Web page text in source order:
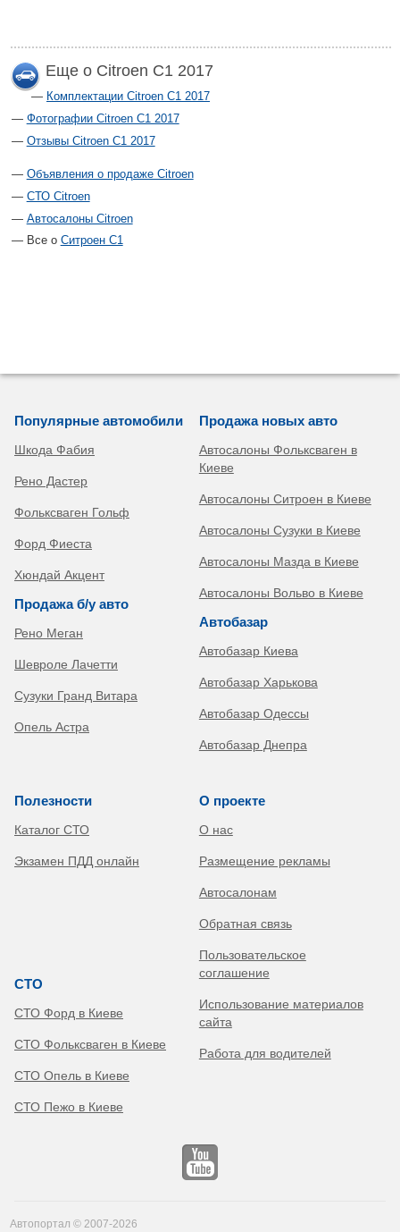
Еще о Citroen C1 2017
Комплектации Citroen C1 2017
Фотографии Citroen C1 2017
Отзывы Citroen C1 2017
Объявления о продаже Citroen
СТО Citroen
Автосалоны Citroen
Все о Ситроен С1
Популярные автомобили
Шкода Фабия
Рено Дастер
Фольксваген Гольф
Форд Фиеста
Хюндай Акцент
Продажа б/у авто
Рено Меган
Шевроле Лачетти
Сузуки Гранд Витара
Опель Астра
Продажа новых авто
Автосалоны Фольксваген в
Киеве
Автосалоны Ситроен в Киеве
Автосалоны Сузуки в Киеве
Автосалоны Мазда в Киеве
Автосалоны Вольво в Киеве
Автобазар
Автобазар Киева
Автобазар Харькова
Автобазар Одессы
Автобазар Днепра
Полезности
Каталог СТО
Экзамен ПДД онлайн
СТО
СТО Форд в Киеве
СТО Фольксваген в Киеве
СТО Опель в Киеве
СТО Пежо в Киеве
О проекте
О нас
Размещение рекламы
Автосалонам
Обратная связь
Пользовательское
соглашение
Использование материалов
сайта
Работа для водителей
Автопортал © 2007-2026